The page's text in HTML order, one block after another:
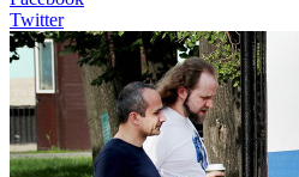
Twitter